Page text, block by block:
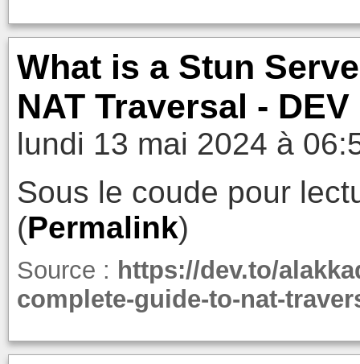
What is a Stun
NAT Traversal -
lundi 13 mai 2024 à
Sous le coude pour
(Permalink)
Source : https://dev.to/
complete-guide-to-nat-